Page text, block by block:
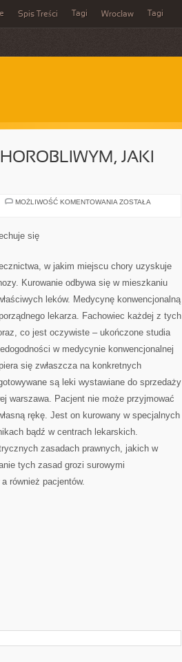
Spis Treści Tagi Wrocław Tagi
JAKI
MOŻLIWOŚĆ KOMENTOWANIA ŁYSIENIE
ZOSTAŁA
się
w jakim miejscu chory uzyskuje
Kurowanie odbywa się w mieszkaniu
leków. Medycynę konwencjonalną
lekarza. Fachowiec każdej z tych
co jest oczywiste – ukończone studia
w medycynie konwencjonalnej
się zwłaszcza na konkretnych
są leki wystawiane do sprzedaży
warszawa. Pacjent nie może przyjmować
rękę. Jest on kurowany w specjalnych
bądź w centrach lekarskich.
zasadach prawnych, jakich w
tych zasad grozi surowymi
również pacjentów.